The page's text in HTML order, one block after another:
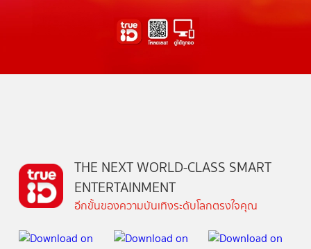
THE NEXT WORLD-CLASS SMART
ENTERTAINMENT
อีกขั้นของความบันเทิงระดับโลกตรงใจคุณ